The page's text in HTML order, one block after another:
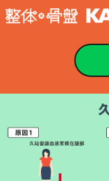
跳
容